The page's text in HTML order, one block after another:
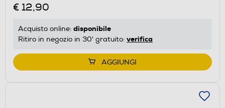
€ 12,90
Acquisto online: disponibile
Ritiro in negozio in 30' gratuito: verifica
AGGIUNGI